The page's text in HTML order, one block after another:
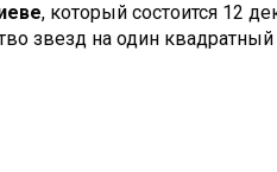
, который состоится 12
звезд на один